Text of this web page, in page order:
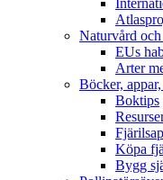
Naturvård
EUs
Arter
Böcker,
Boktips
Köpa
Bygg